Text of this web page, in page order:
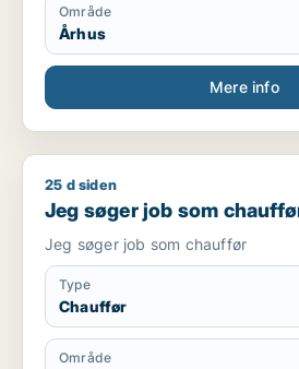
Område
Århus
Mere info
Jeg søger job som chauffør
25 d siden
Jeg søger job som
Jeg søger job som chauffør
Type
Chauffør
Område